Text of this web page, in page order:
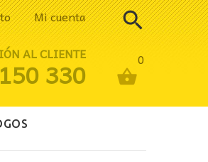
Mi cuenta
0
AL CLIENTE
330